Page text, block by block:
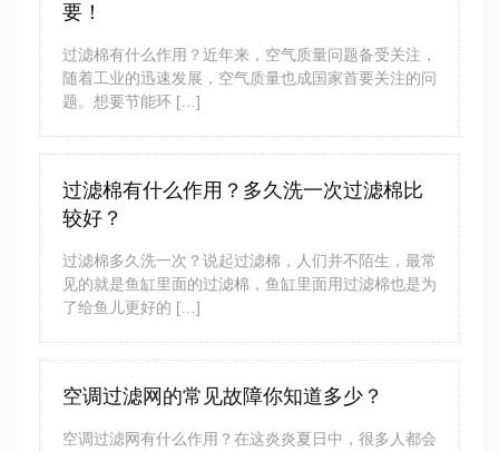
要！
过滤棉有什么作用？近年来，空气质量问题备受关注，
随着工业的迅速发展，空气质量也成国家首要关注的问
题。想要节能环 […]
过滤棉有什么作用？多久洗一次过滤棉比
较好？
过滤棉多久洗一次？说起过滤棉，人们并不陌生，最常
见的就是鱼缸里面的过滤棉，鱼缸里面用过滤棉也是为
了给鱼儿更好的 […]
空调过滤网的常见故障你知道多少？
空调过滤网有什么作用？在这炎炎夏日中，很多人都会